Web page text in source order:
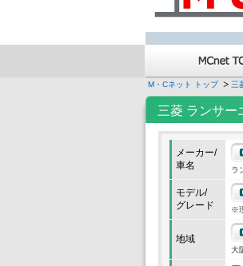
M・Cネット トップ 三
三菱 ランサー
メーカー/
車名
ラ
モデル/
グレード
※
地域
大